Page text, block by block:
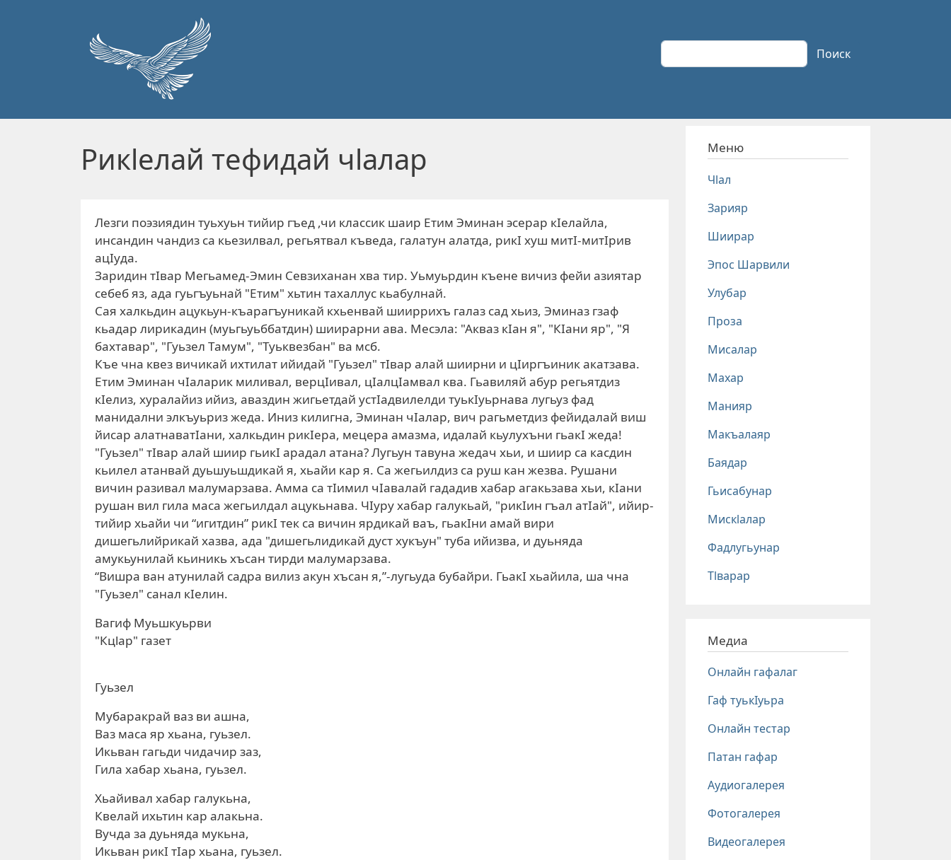
Поиск Поиск
Рикlелай тефидай чlалар
Лезги поэзиядин туьхуьн тийир гъед ,чи классик шаир Етим Эминан эсерар кIелайла,
инсандин чандиз са кьезилвал, регьятвал къведа, галатун алатда, рикI хуш митI-митIрив
ацIуда.
Заридин тIвар Мегьамед-Эмин Севзиханан хва тир. Уьмуьрдин къене вичиз фейи азиятар
себеб яз, ада гуьгъуьнай "Етим" хьтин тахаллус кьабулнай.
Сая халкьдин ацукьун-къарагъуникай кхьенвай шииррихъ галаз сад хьиз, Эминаз гзаф
кьадар лирикадин (муьгьуьббатдин) шиирарни ава. Месэла: "Акваз кIан я", "КIани яр", "Я
бахтавар", "Гуьзел Тамум", "Туьквезбан" ва мсб.
Къе чна квез вичикай ихтилат ийидай "Гуьзел" тIвар алай шиирни и цIиргъиник акатзава.
Етим Эминан чIаларик миливал, верцIивал, цIалцIамвал ква. Гьавиляй абур регьятдиз
кIелиз, хуралайиз ийиз, аваздин жигьетдай устIадвилелди туькIуьрнава лугьуз фад
манидални элкъуьриз жеда. Иниз килигна, Эминан чIалар, вич рагьметдиз фейидалай виш
йисар алатнаватIани, халкьдин рикIера, мецера амазма, идалай кьулухъни гьакI жеда!
"Гуьзел" тIвар алай шиир гьикI арадал атана? Лугьун тавуна жедач хьи, и шиир са касдин
кьилел атанвай дуьшуьшдикай я, хьайи кар я. Са жегьилдиз са руш кан жезва. Рушани
вичин разивал малумарзава. Амма са тIимил чIавалай гададив хабар агакьзава хьи, кIани
рушан вил гила маса жегьилдал ацукьнава. ЧIуру хабар галукьай, "рикIин гъал атIай", ийир-
тийир хьайи чи “игитдин” рикI тек са вичин ярдикай ваъ, гьакIни амай вири
дишегьлийрикай хазва, ада "дишегьлидикай дуст хукъун" туба ийизва, и дуьняда
амукьунилай кьиникь хъсан тирди малумарзава.
“Вишра ван атунилай садра вилиз акун хъсан я,”-лугьуда бубайри. ГьакI хьайила, ша чна
"Гуьзел" санал кIелин.
Вагиф Муьшкуьрви
"Кцlар" газет
Гуьзел
Мубаракрай ваз ви ашна,
Ваз маса яр хьана, гуьзел.
Икьван гагьди чидачир заз,
Гила хабар хьана, гуьзел.
Хьайивал хабар галукьна,
Квелай ихьтин кар алакьна.
Вучда за дуьняда мукьна,
Икьван рикI тIар хьана, гуьзел.
Меню
Чlал
Зарияр
Шиирар
Эпос Шарвили
Улубар
Проза
Мисалар
Махар
Манияр
Макъалаяр
Баядар
Гьисабунар
Мискlалар
Фадлугьунар
Тlварар
Медиа
Онлайн гафалаг
Гаф туькIуьра
Онлайн тестар
Патан гафар
Аудиогалерея
Фотогалерея
Видеогалерея